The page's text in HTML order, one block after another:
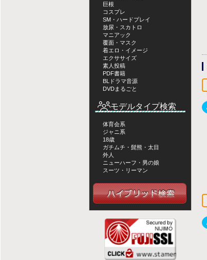
巨根
コスプレ
SM・ハードプレイ
放尿・スカトロ
マニアック
覆面・マスク
着エロ・イメージ
エクササイズ
素人投稿
PDF書籍
BLドラマ音源
DVDまるごと
モデルタイプ検索
体育会系
ジャニ系
18歳
ガチムチ・髭熊・太目
外人
ニューハーフ・男の娘
スーツ・リーマン